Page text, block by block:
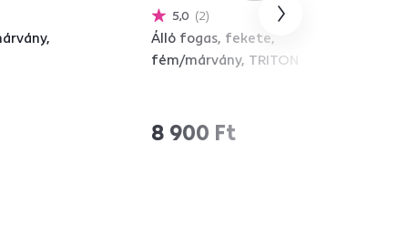
5,0 2
Álló fogas, fekete,
fém/márvány, TRITON
8 900 Ft